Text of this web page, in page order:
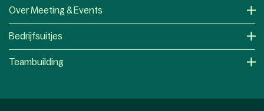
Over Meeting & Events
Bedrijfsuitjes
Teambuilding